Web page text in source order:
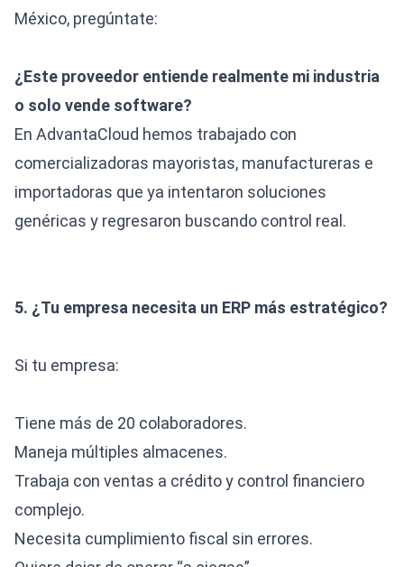
México, pregúntate:
¿Este proveedor entiende realmente mi industria
o solo vende software?
En AdvantaCloud hemos trabajado con
comercializadoras mayoristas, manufactureras e
importadoras que ya intentaron soluciones
genéricas y regresaron buscando control real.
5. ¿Tu empresa necesita un ERP más estratégico?
Si tu empresa:
Tiene más de 20 colaboradores.
Maneja múltiples almacenes.
Trabaja con ventas a crédito y control financiero
complejo.
Necesita cumplimiento fiscal sin errores.